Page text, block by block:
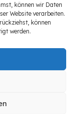
können wir Daten
Website verarbeiten.
können
werden.